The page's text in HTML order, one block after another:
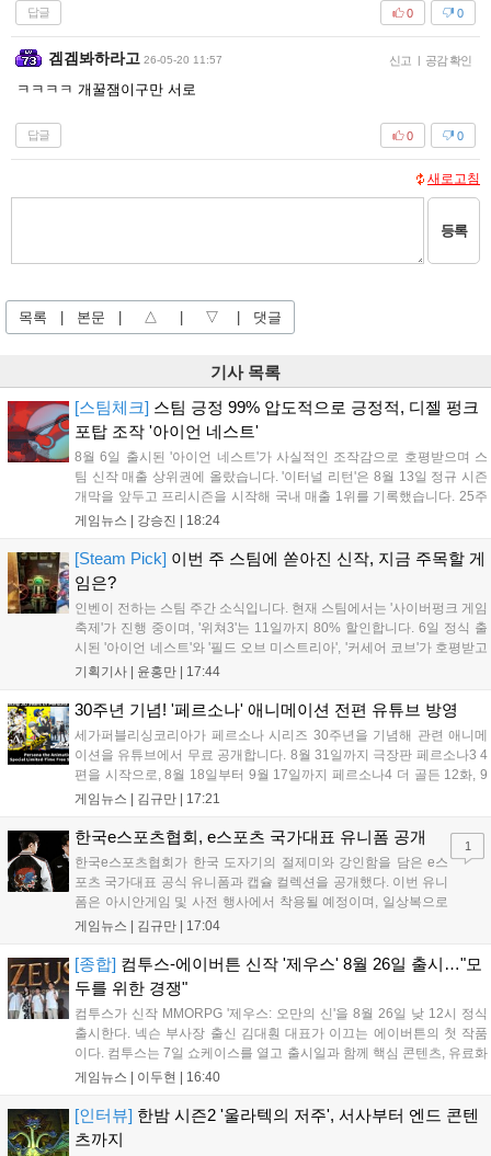
답글 0
0
겜겜봐하라고 26-05-20 11:57 신고 | 공감 확인
ㅋㅋㅋㅋ 개꿀잼이구만 서로
답글 0
0
새로고침
등록
목록 본문 △ ▽ 댓글
기사 목록
[스팀체크] 스팀 긍정 99% 압도적으로 긍정적, 디젤 펑크
포탑 조작 '아이언 네스트'
8월 6일 출시된 '아이언 네스트'가 사실적인 조작감으로 호평받으며 스
팀 신작 매출 상위권에 올랐습니다. '이터널 리턴'은 8월 13일 정규 시즌
개막을 앞두고 프리시즌을 시작해 국내 매출 1위를 기록했습니다. 25주
년을 맞은 '고스트 리콘' 시리즈는 8월 6일 쇼케이스와 함께 대규모 할인
로 수리 시뮬레이션 '리스토리'도 스팀에 정식 출시되었습니다....
게임뉴스 | 강승진 18:24
[Steam Pick] 이번 주 스팀에 쏟아진 신작, 지금 주목할 게
임은?
인벤이 전하는 스팀 주간 소식입니다. 현재 스팀에서는 '사이버펑크 게임
축제'가 진행 중이며, '위쳐3'는 11일까지 80% 할인합니다. 6일 정식 출
시된 '아이언 네스트'와 '필드 오브 미스트리아', '커세어 코브'가 호평받고
있습니다. 한편, 7일 출시된 '마블 투혼'은 태그 시스템에 대한 호불호가
랜드'는 7년 만의 대규모 업데이트 '라스트 라이츠'와 함께 95% 할인 중
입니다....
기획기사 | 윤홍만 17:44
30주년 기념! '페르소나' 애니메이션 전편 유튜브 방영
세가퍼블리싱코리아가 페르소나 시리즈 30주년을 기념해 관련 애니메
이션을 유튜브에서 무료 공개합니다. 8월 31일까지 극장판 페르소나3 4
편을 시작으로, 8월 18일부터 9월 17일까지 페르소나4 더 골든 12화, 9
월 15일부터 10월 14일까지 페르소나5 시리즈가 순차 공개됩니다. 또한
영상 및 대형 전광판에 소개될 예정입니다....
게임뉴스 | 김규만 17:21
한국e스포츠협회, e스포츠 국가대표 유니폼 공개
한국e스포츠협회가 한국 도자기의 절제미와 강인함을 담은 e스
포츠 국가대표 공식 유니폼과 캡슐 컬렉션을 공개했다. 이번 유니
폼은 아시안게임 및 사전 행사에서 착용될 예정이며, 일상복으로
구성된 컬렉션은 오는 8월 28일부터 골스튜디오 공식 홈페이지
서는 대회 규정에 따라 별도의 유니폼을 착용할 계획이다....
게임뉴스 | 김규만 17:04
1
[종합] 컴투스-에이버튼 신작 '제우스' 8월 26일 출시…"모
두를 위한 경쟁"
컴투스가 신작 MMORPG '제우스: 오만의 신'을 8월 26일 낮 12시 정식
출시한다. 넥슨 부사장 출신 김대훤 대표가 이끄는 에이버튼의 첫 작품
이다. 컴투스는 7일 쇼케이스를 열고 출시일과 함께 핵심 콘텐츠, 유료화
정책, 운영 방향을 공개했다. 캐릭터명 선점은 8월 13일 오후 8시 시작한
게임뉴스 | 이두현 16:40
[인터뷰] 한밤 시즌2 '울라텍의 저주', 서사부터 엔드 콘텐
츠까지